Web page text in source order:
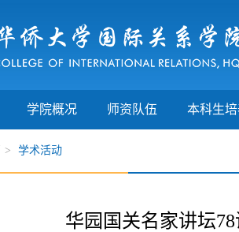
学院概况 师资队伍 本科生
> 学术活动
华园国关名家讲坛